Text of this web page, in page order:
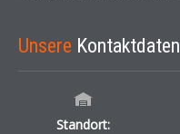
Unsere Kontaktdaten
Standort: